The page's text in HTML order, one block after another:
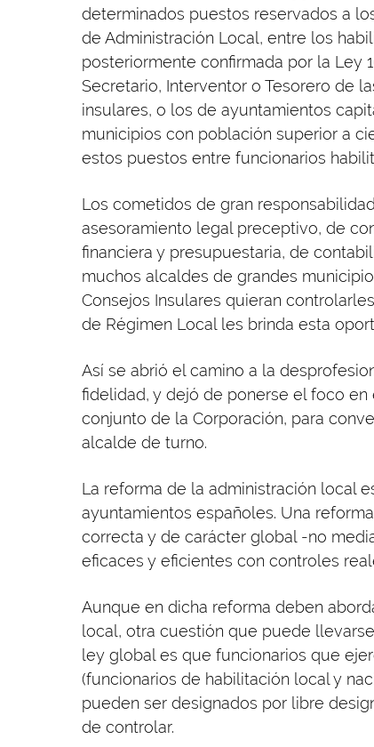
determinados puestos reservados a
de Administración Local, entre los
posteriormente confirmada por la Ley
Secretario, Interventor o Tesorero de
insulares, o los de ayuntamientos
municipios con población superior a
estos puestos entre funcionarios
Los cometidos de gran
asesoramiento legal preceptivo, de
financiera y presupuestaria, de
muchos alcaldes de grandes
Consejos Insulares quieran
de Régimen Local les brinda esta
Así se abrió el camino a la
fidelidad, y dejó de ponerse el foco
conjunto de la Corporación, para
alcalde de turno.
La reforma de la administración local
ayuntamientos españoles. Una
correcta y de carácter global -no
eficaces y eficientes con controles
Aunque en dicha reforma deben
local, otra cuestión que puede
ley global es que funcionarios que
(funcionarios de habilitación local y
pueden ser designados por libre
de controlar.